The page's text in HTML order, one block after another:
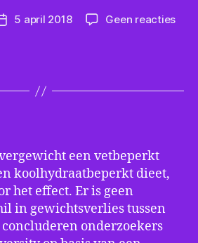
Berichtdatum
5 april 2018 Geen reactiesop
of
een vetbeperkt
koolhydraatbeperkt dieet,
het effect. Er is geen
in gewichtsverlies tussen
onderzoekers